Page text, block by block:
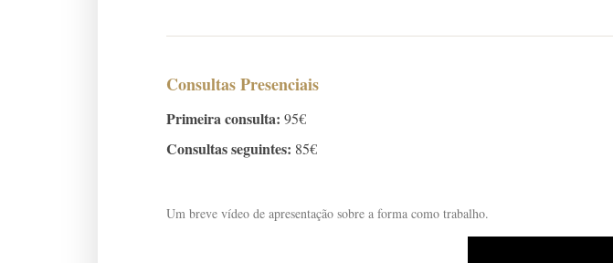
Consultas Presenciais
Primeira consulta: 95€
Consultas seguintes: 85€
Um breve vídeo de apresentação sobre a forma como trabalho.